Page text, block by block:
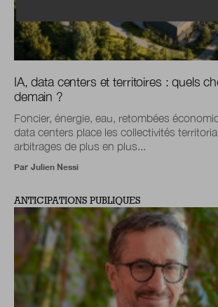
IA, data centers et territoires : quels
demain ?
Foncier, énergie, eau, retombées
data centers place les collectivités
arbitrages de plus en plus...
Par Julien Nessi
ANTICIPATIONS PUBLIQUES